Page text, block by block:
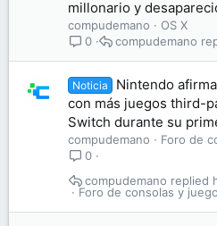
millonario y
compudemano
OS X
0
compudemano
Noticia
Nintendo
con más juegos third-
Switch durante su
compudemano
Foro de
0
Foro de consolas y
compudemano